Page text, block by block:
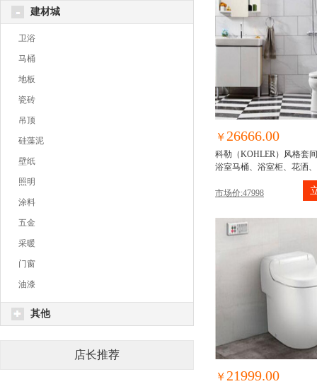
建材城
卫浴
马桶
地板
瓷砖
吊顶
硅藻泥
壁纸
照明
涂料
五金
采暖
门窗
油漆
其他
店长推荐
￥ 26666.00
科勒（KOHLER）风格套
浴室马桶、浴室柜、花洒
市场价:47998
￥ 21999.00